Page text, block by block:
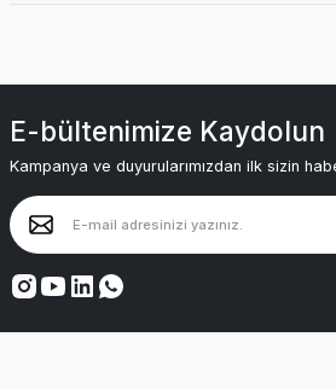
E-bültenimize Kaydolun
Kampanya ve duyurularımızdan ilk sizin